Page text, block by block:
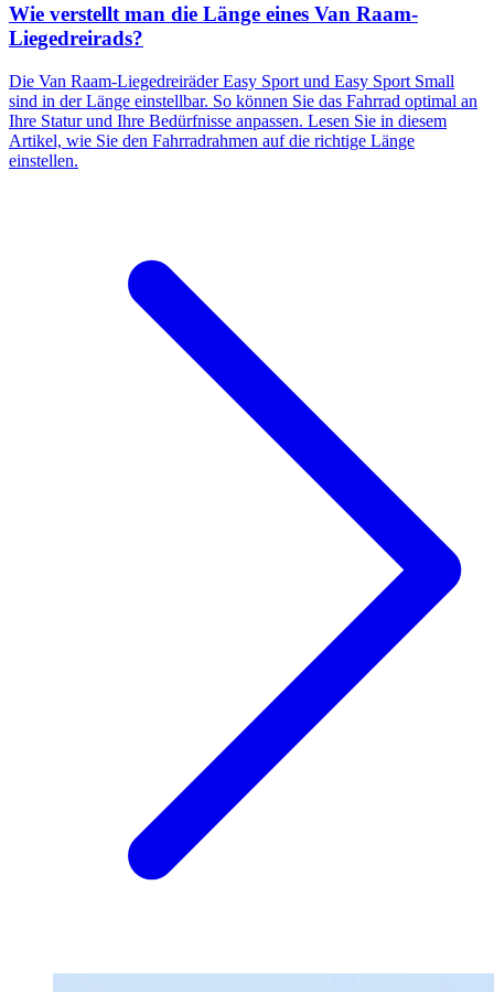
Wie verstellt man die Länge eines Van Raam-
Liegedreirads?
Die Van Raam-Liegedreiräder Easy Sport und Easy Sport Small
sind in der Länge einstellbar. So können Sie das Fahrrad optimal an
Ihre Statur und Ihre Bedürfnisse anpassen. Lesen Sie in diesem
Artikel, wie Sie den Fahrradrahmen auf die richtige Länge
einstellen.